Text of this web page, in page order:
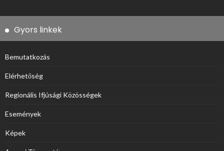
Gyors linkek
Bemutatkozás
Elérhetőség
Regionális Ifjúsági Közösségek
Események
Képek